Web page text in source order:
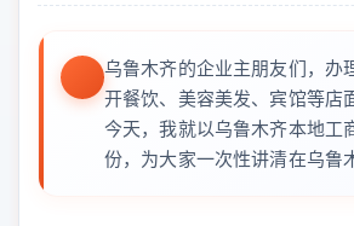
乌鲁木齐的企业主朋友们，办
开餐饮、美容美发、宾馆等店
今天，我就以乌鲁木齐本地工
份，为大家一次性讲清在乌鲁